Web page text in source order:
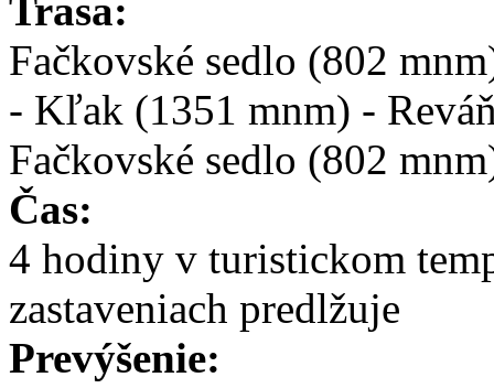
Trasa:
Fačkovské sedlo (802
- Kľak (1351 mnm) -
Fačkovské sedlo (802
Čas:
4 hodiny v turistickom
zastaveniach predlžuje
Prevýšenie: